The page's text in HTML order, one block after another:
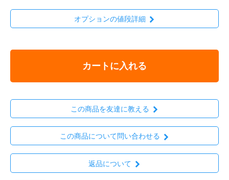
オプションの値段詳細
カートに入れる
この商品を友達に教える
この商品について問い合わせる
返品について